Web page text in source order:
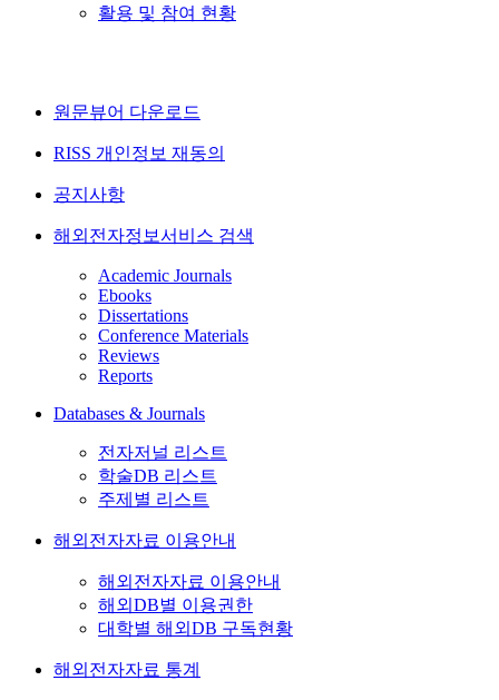
활용 및 참여 현황
원문뷰어 다운로드
RISS 개인정보 재동의
공지사항
해외전자정보서비스 검색
Academic Journals
Ebooks
Dissertations
Conference Materials
Reviews
Reports
Databases & Journals
전자저널 리스트
학술DB 리스트
주제별 리스트
해외전자자료 이용안내
해외전자자료 이용안내
해외DB별 이용권한
대학별 해외DB 구독현황
해외전자자료 통계